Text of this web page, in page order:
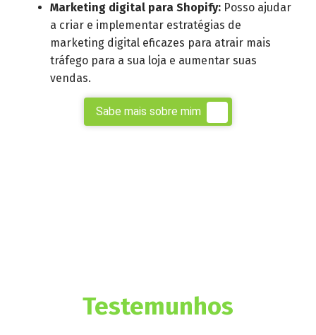
Marketing digital para Shopify: Posso ajudar
a criar e implementar estratégias de
marketing digital eficazes para atrair mais
tráfego para a sua loja e aumentar suas
vendas.
Sabe mais sobre mim
Testemunhos